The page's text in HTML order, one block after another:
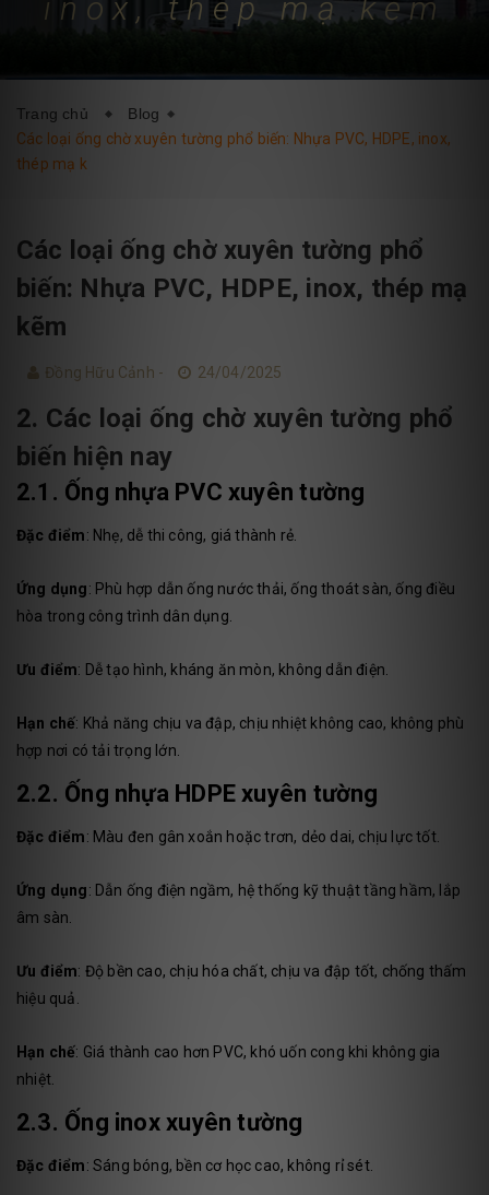
BLOG LIÊN HỆ
inox, thép mạ kẽm
Trang chủ
Blog
Các loại ống chờ xuyên tường phổ biến: Nhựa PVC, HDPE, inox,
thép mạ k
Các loại ống chờ xuyên tường phổ
biến: Nhựa PVC, HDPE, inox, thép mạ
kẽm
Đồng Hữu Cảnh - 24/04/2025
2. Các loại ống chờ xuyên tường phổ
biến hiện nay
2.1. Ống nhựa PVC xuyên tường
Đặc điểm: Nhẹ, dễ thi công, giá thành rẻ.
Ứng dụng: Phù hợp dẫn ống nước thải, ống thoát sàn, ống điều
hòa trong công trình dân dụng.
Ưu điểm: Dễ tạo hình, kháng ăn mòn, không dẫn điện.
Hạn chế: Khả năng chịu va đập, chịu nhiệt không cao, không phù
hợp nơi có tải trọng lớn.
2.2. Ống nhựa HDPE xuyên tường
Đặc điểm: Màu đen gân xoắn hoặc trơn, dẻo dai, chịu lực tốt.
Ứng dụng: Dẫn ống điện ngầm, hệ thống kỹ thuật tầng hầm, lắp
âm sàn.
Ưu điểm: Độ bền cao, chịu hóa chất, chịu va đập tốt, chống thấm
hiệu quả.
Hạn chế: Giá thành cao hơn PVC, khó uốn cong khi không gia
nhiệt.
2.3. Ống inox xuyên tường
Đặc điểm: Sáng bóng, bền cơ học cao, không rỉ sét.